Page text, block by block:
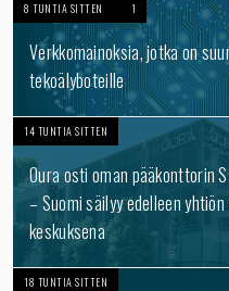
8 TUNTIA SITTEN 1
Verkkomainoksia, jotka on
tekoälyboteille
14 TUNTIA SITTEN
Oura osti oman pääkonttorin
– Suomi säilyy edelleen
keskuksena
18 TUNTIA SITTEN